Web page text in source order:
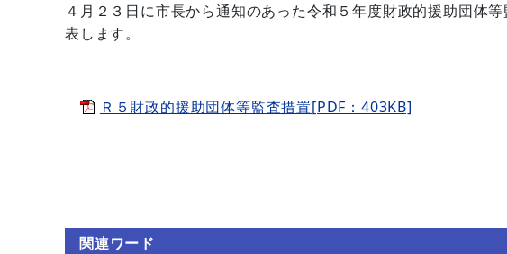
４月２３日に市長から通知のあった令和５年度財政的援助団体
表します。
Ｒ５財政的援助団体等監査措置[PDF：403KB]
関連ワード